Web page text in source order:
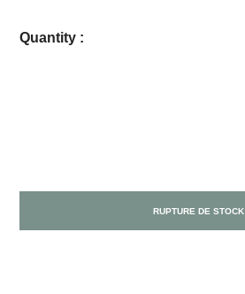
Quantity :
RUPTURE DE STOCK